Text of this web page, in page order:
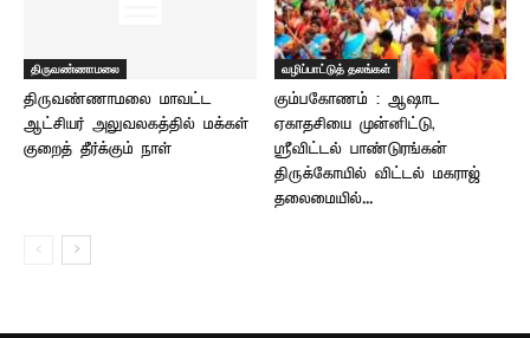
திருவண்ணாமலை
திருவண்ணாமலை மாவட்ட
ஆட்சியர் அலுவலகத்தில் மக்கள்
குறைத் தீர்க்கும் நாள்
வழிப்பாட்டுத் தலங்கள்
கும்பகோணம் : ஆஷாட
ஏகாதசியை முன்னிட்டு,
ஸ்ரீவிட்டல் பாண்டுரங்கன்
திருக்கோயில் விட்டல் மகராஜ்
தலைமையில்...